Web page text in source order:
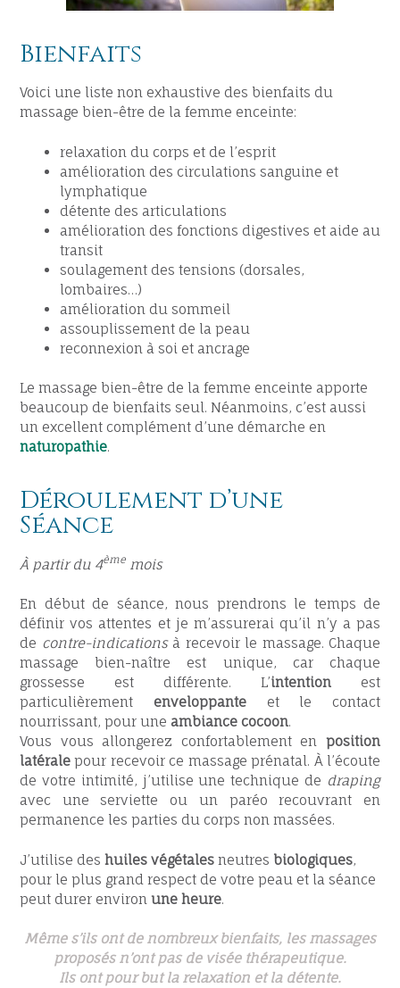
Bienfaits
Voici une liste non exhaustive des bienfaits du
massage bien-être de la femme enceinte:
relaxation du corps et de l’esprit
amélioration des circulations sanguine et
lymphatique
détente des articulations
amélioration des fonctions digestives et aide au
transit
soulagement des tensions (dorsales,
lombaires…)
amélioration du sommeil
assouplissement de la peau
reconnexion à soi et ancrage
Le massage bien-être de la femme enceinte apporte
beaucoup de bienfaits seul. Néanmoins, c’est aussi
un excellent complément d’une démarche en
naturopathie.
Déroulement d’une
Séance
À partir du 4ème mois
En début de séance, nous prendrons le temps de
définir vos attentes et je m’assurerai qu’il n’y a pas
de contre-indicationsà recevoir le massage. Chaque
massage bien-naître est unique, car chaque
grossesse est différente. L’intention est
particulièrement enveloppanteet le contact
nourrissant, pour une ambiance cocoon.
Vous vous allongerez confortablement en position
latérale pour recevoir ce massage prénatal. À l’écoute
de votre intimité, j’utilise une technique de draping
avec une serviette ou un paréo recouvrant en
permanence les parties du corps non massées.
J’utilise des huiles végétales neutres biologiques,
pour le plus grand respect de votre peau et la séance
peut durer environ une heure.
Même s’ils ont de nombreux bienfaits, les massages
proposés n’ont pas de visée thérapeutique.
Ils ont pour but la relaxation et la détente.